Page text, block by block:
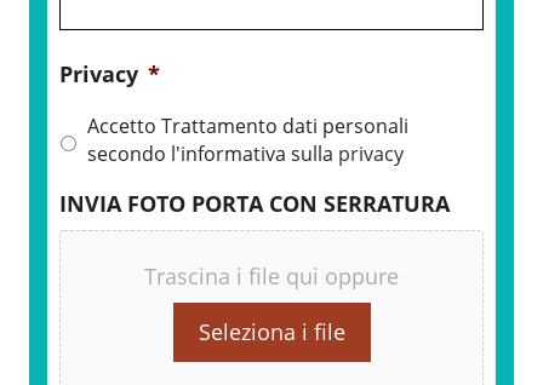
Privacy *
Accetto Trattamento dati personali
secondo l'informativa sulla privacy
INVIA FOTO PORTA CON SERRATURA
Trascina i file qui oppure
Seleziona i file